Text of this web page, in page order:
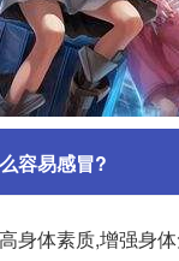
容易感冒?
身体素质,增强身